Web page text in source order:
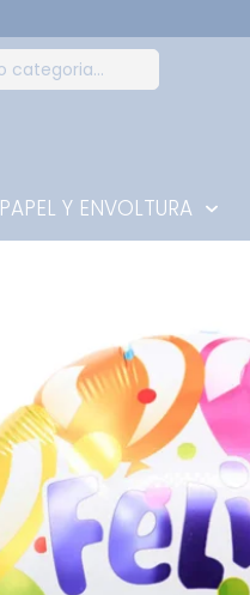
PAPEL Y ENVOLTURA